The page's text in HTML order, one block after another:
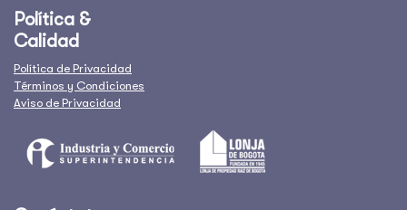
Política &
Calidad
Política de Privacidad
Términos y Condiciones
Aviso de Privacidad